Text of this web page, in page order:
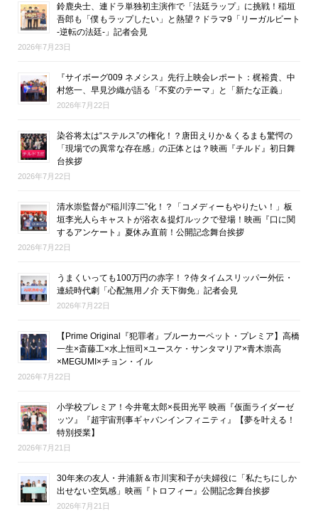
鈴鹿央士、連ドラ単独初主演作で「法廷ラップ」に挑戦！稲垣
吾郎も「僕もラップしたい」と熱望？ドラマ9「リーガルビート
-逆転の法廷-」記者会見
2026年7月23日
『サイボーグ009 ネメシス』先行上映会レポート：梶裕貴、中
村悠一、早見沙織が語る「不変のテーマ」と「新たな正義」
2026年7月22日
染谷将太は“ステルス”の権化！？唐田えりか＆くるまも驚愕の
「現場での異常な存在感」の正体とは？映画『チルド』初日舞
台挨拶
2026年7月22日
清水崇監督が“稲川淳二”化！？「コメディーもやりたい！」板
垣李光人らキャストが浴衣＆提灯ルックで登場！映画『口に関
するアンケート』夏休み直前！公開記念舞台挨拶
2026年7月22日
うまくいっても100万円の赤字！？侍タイムスリッパー外伝・
連続時代劇「心配無用ノ介 天下御免」記者会見
2026年7月22日
【Prime Original『犯罪者』ブルーカーペット・プレミア】高橋
一生×斎藤工×水上恒司×ユースケ・サンタマリア×青木崇高
×MEGUMI×チョン・イル
2026年7月22日
小学校プレミア！今井竜太郎×長田光平 映画『仮面ライダーゼ
ッツ』『超宇宙刑事ギャバンインフィニティ』【夢を叶える！
特別授業】
2026年7月21日
30年来の友人・井浦新＆市川実和子が夫婦役に「私たちにしか
出せない空気感」映画『トロフィー』公開記念舞台挨拶
2026年7月21日